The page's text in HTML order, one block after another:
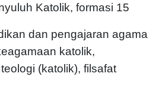
Katolik, formasi 15
dan pengajaran agama
katolik,
(katolik), filsafat